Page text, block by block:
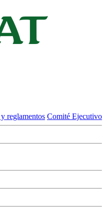
reglamentos Comité Ejecutivo